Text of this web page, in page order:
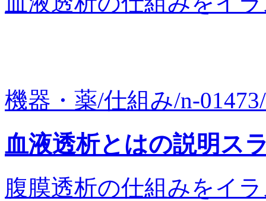
機器・薬/仕組み/n-
血液透析とはの説明ス
腹膜透析の仕組みをイ